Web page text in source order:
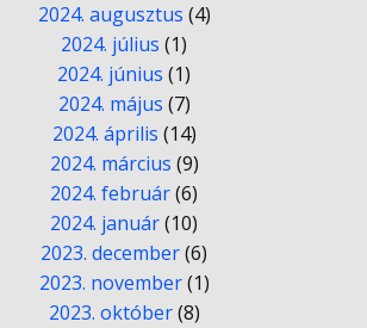
2024. augusztus (4)
2024. július (1)
2024. június (1)
2024. május (7)
2024. április (14)
2024. március (9)
2024. február(6)
2024. január(10)
2023. december(6)
2023. november(1)
2023. október(8)